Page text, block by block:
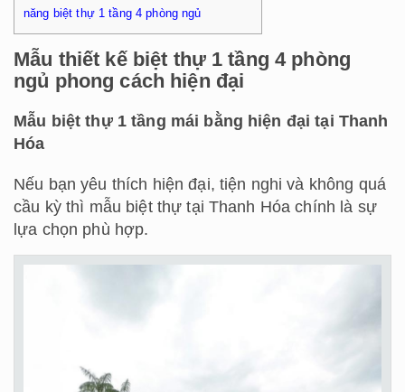
năng biệt thự 1 tầng 4 phòng ngủ
Mẫu thiết kế biệt thự 1 tầng 4 phòng
ngủ phong cách hiện đại
Mẫu biệt thự 1 tầng mái bằng hiện đại tại Thanh
Hóa
Nếu bạn yêu thích hiện đại, tiện nghi và không quá
cầu kỳ thì mẫu biệt thự tại Thanh Hóa chính là sự
lựa chọn phù hợp.